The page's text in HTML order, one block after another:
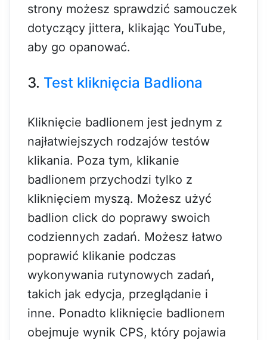
strony możesz sprawdzić samouczek
dotyczący jittera, klikając YouTube,
aby go opanować.
3. Test kliknięcia Badliona
Kliknięcie badlionem jest jednym z
najłatwiejszych rodzajów testów
klikania. Poza tym, klikanie
badlionem przychodzi tylko z
kliknięciem myszą. Możesz użyć
badlion click do poprawy swoich
codziennych zadań. Możesz łatwo
poprawić klikanie podczas
wykonywania rutynowych zadań,
takich jak edycja, przeglądanie i
inne. Ponadto kliknięcie badlionem
obejmuje wynik CPS, który pojawia